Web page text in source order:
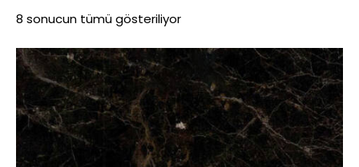
8 sonucun tümü gösteriliyor